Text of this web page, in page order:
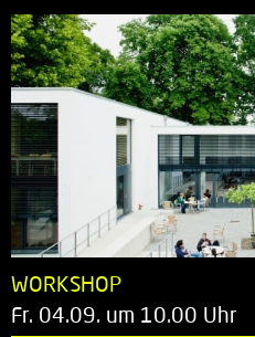
WORKSHOP
Fr. 04.09. um 10.00 Uhr